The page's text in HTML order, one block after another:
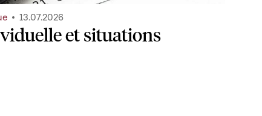
et situations
13.07.2026